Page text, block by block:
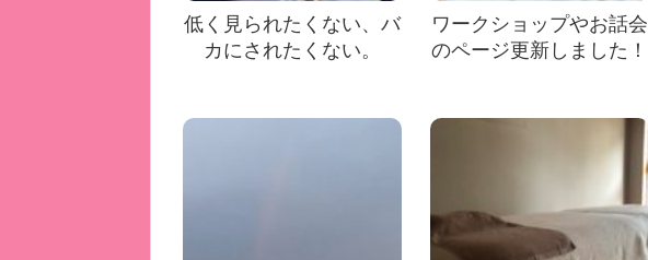
低く見られたくない、バ
カにされたくない。
ワークショップやお話会
のページ更新しました！